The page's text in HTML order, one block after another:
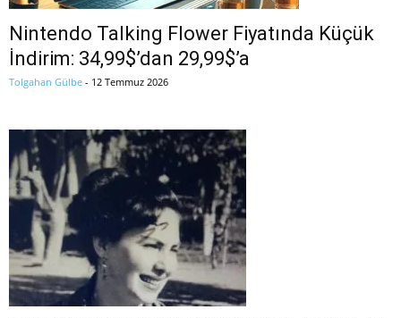
Nintendo Talking Flower Fiyatında Küçük
İndirim: 34,99$’dan 29,99$’a
Tolgahan Gülbe - 12 Temmuz 2026